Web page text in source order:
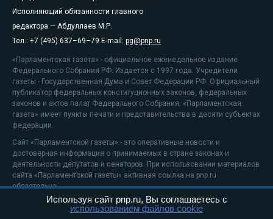
Исполняющий обязанности главного
редактора — Абдуллаев М.Р.
Тел.: +7 (495) 637–69–79 E-mail: pg@pnp.ru
«Парламентская газета» - официальное еженедельное издание
Федерального Собрания РФ. Издается с 1997 года. Учредители
газеты - Государственная Дума и Совет Федерации РФ. Официальный
публикатор федеральных конституционных законов, федеральных
законов и актов палат Федерального Собрания. «Парламентская
газета» имеет пункты печати и представительства в десяти субъектах
федерации.
Сайт «Парламентской газеты» - это оперативные новости и
достоверная информация о принимаемых в стране законах и
деятельности депутатов и сенаторов. При использовании материалов
сайта «Парламентской газеты» активная ссылка на pnp.ru
обязательна.
На информационном ресурсе применяютсярекомендательные
Используя сайт pnp.ru, Вы соглашаетесь с
использованием файлов cookie